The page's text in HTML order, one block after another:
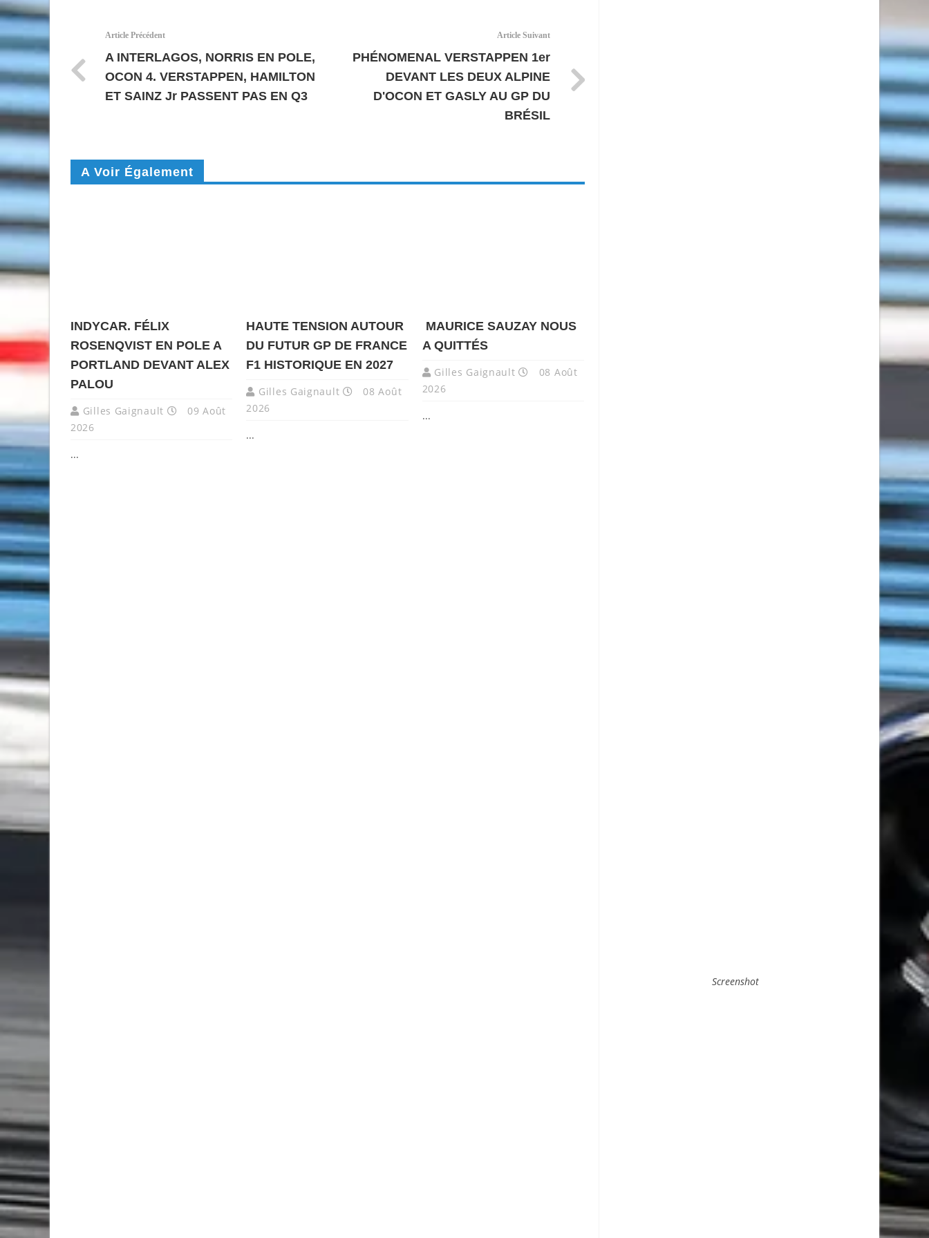
Article Précédent
A INTERLAGOS, NORRIS EN POLE,
OCON 4. VERSTAPPEN, HAMILTON
ET SAINZ Jr PASSENT PAS EN Q3
Article Suivant
PHÉNOMENAL VERSTAPPEN 1er
DEVANT LES DEUX ALPINE
D'OCON ET GASLY AU GP DU
BRÉSIL
A Voir Également
INDYCAR. FÉLIX
ROSENQVIST EN POLE A
PORTLAND DEVANT ALEX
PALOU
Gilles Gaignault
09 Août
2026
...
HAUTE TENSION AUTOUR
DU FUTUR GP DE FRANCE
F1 HISTORIQUE EN 2027
Gilles Gaignault
08 Août
2026
...
MAURICE SAUZAY NOUS
A QUITTÉS
Gilles Gaignault
08 Août
2026
...
Screenshot